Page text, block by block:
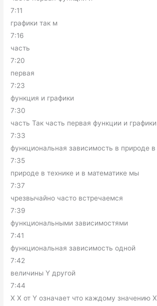
7:11
графики так м
7:16
часть
7:20
первая
7:23
функция и графики
7:30
часть Так часть первая функции и графики
7:33
функциональная зависимость в природе в
7:35
природе в технике и в математике мы
7:37
чрезвычайно часто встречаемся
7:39
функциональными зависимостями
7:41
функциональная зависимость одной
7:42
величины Y другой
7:44
X X от Y означает что каждому значению X